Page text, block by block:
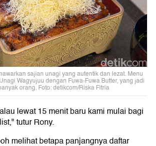
sajian unagi yang autentik dan lezat. Menu
Wagyujuu dengan Fuwa-Fuwa Butter, yang jadi
orang. Foto: detikcom/Riska Fitria
lewat 15 menit baru kami mulai bagi
tutur Rony.
melihat betapa panjangnya daftar